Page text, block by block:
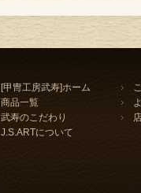
[甲冑工房武寿]ホーム
商品一覧
武寿のこだわり
J.S.ARTについて